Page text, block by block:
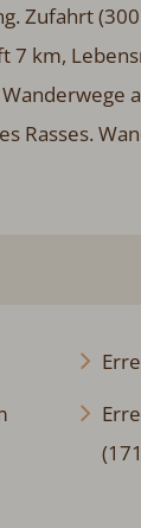
1.6
km,
beachten: